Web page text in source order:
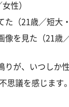
性）
た（21歳／短大
像を見た（21歳
りが、いつしか
思議を感じます。